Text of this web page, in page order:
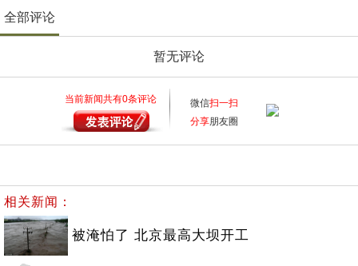
全部评论
暂无评论
当前新闻共有0条评论 微信扫一扫
分享朋友圈
相关新闻：
被淹怕了 北京最高大坝开工